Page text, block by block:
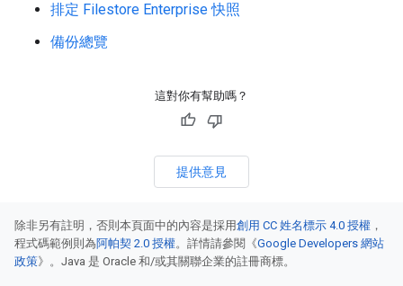
排定 Filestore Enterprise 快照
備份總覽
這對你有幫助嗎？
提供意見
除非另有註明，否則本頁面中的內容是採用創用 CC 姓名標示 4.0 授權 ，
程式碼範例則為阿帕契 2.0 授權。詳情請參閱《Google Developers 網站
政策》。Java 是 Oracle 和/或其關聯企業的註冊商標。